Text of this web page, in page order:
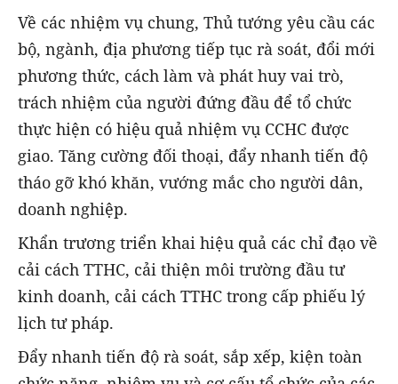
Về các nhiệm vụ chung, Thủ tướng yêu cầu các
bộ, ngành, địa phương tiếp tục rà soát, đổi mới
phương thức, cách làm và phát huy vai trò,
trách nhiệm của người đứng đầu để tổ chức
thực hiện có hiệu quả nhiệm vụ CCHC được
giao. Tăng cường đối thoại, đẩy nhanh tiến độ
tháo gỡ khó khăn, vướng mắc cho người dân,
doanh nghiệp.
Khẩn trương triển khai hiệu quả các chỉ đạo về
cải cách TTHC, cải thiện môi trường đầu tư
kinh doanh, cải cách TTHC trong cấp phiếu lý
lịch tư pháp.
Đẩy nhanh tiến độ rà soát, sắp xếp, kiện toàn